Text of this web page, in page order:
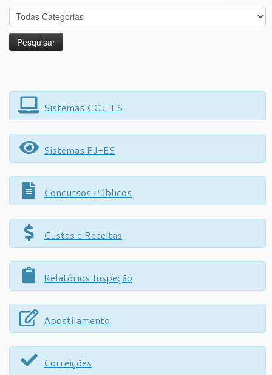
Sistemas CGJ-ES
Sistemas PJ-ES
Concursos Públicos
Custas e Receitas
Relatórios Inspeção
Apostilamento
Correições